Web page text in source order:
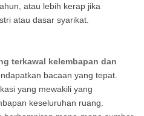
atau lebih kerap jika
atau dasar syarikat.
terkawal kelembapan dan
bacaan yang tepat.
yang mewakili yang
keseluruhan ruang.